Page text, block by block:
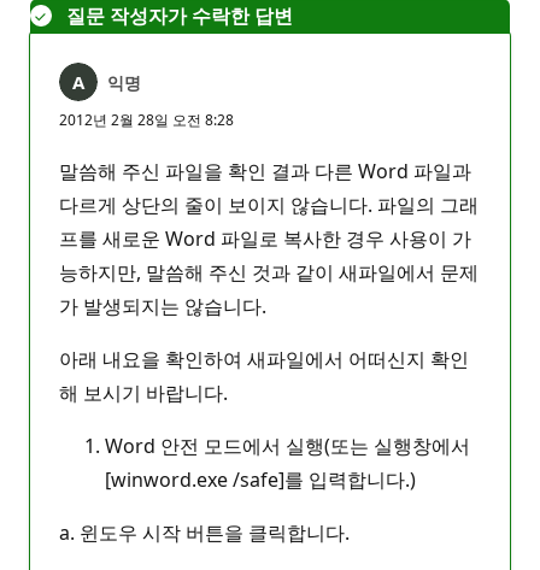
질문 작성자가 수락한 답변
익명
2012년 2월 28일 오전 8:28
말씀해 주신 파일을 확인 결과 다른 Word 파일과
다르게 상단의 줄이 보이지 않습니다. 파일의 그래
프를 새로운 Word 파일로 복사한 경우 사용이 가
능하지만, 말씀해 주신 것과 같이 새파일에서 문제
가 발생되지는 않습니다.
아래 내요을 확인하여 새파일에서 어떠신지 확인
해 보시기 바랍니다.
Word 안전 모드에서 실행(또는 실행창에서
[winword.exe /safe]를 입력합니다.)
a. 윈도우 시작 버튼을 클릭합니다.